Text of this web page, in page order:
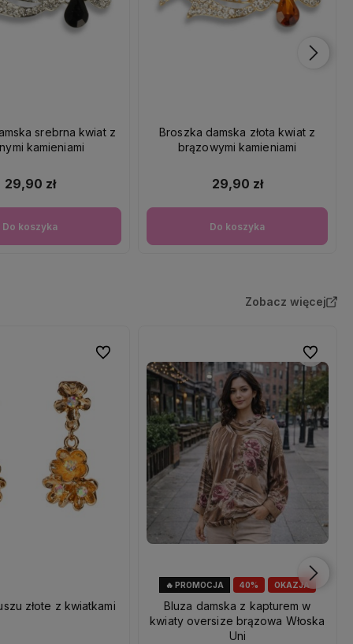
srebrna kwiat z
kamieniami
29,90 zł
Do koszyka
Broszka damska złota kwiat z
brązowymi kamieniami
29,90 zł
Do koszyka
Zobacz więcej
złote z kwiatkami
Do ulubionych
40% OKAZJA
🔥 PROMOCJA
Bluza damska z kapturem w
kwiaty oversize brązowa Włoska
Uni
Do